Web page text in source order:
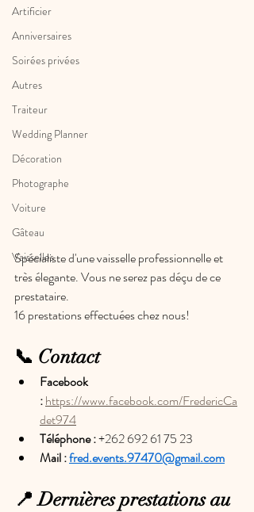
Artificier
Anniversaires
Soirées privées
Autres
Traiteur
Wedding Planner
Décoration
Photographe
Voiture
Gâteau
Vaisselles
Spécialiste d'une vaisselle professionnelle et
très élegante. Vous ne serez pas déçu de ce
prestataire.
16 prestations effectuées chez nous!
📞 Contact
Facebook
:https://www.facebook.com/FredericCa
det974
Téléphone :+262 692 61 75 23
Mail : fred.events.97470@gmail.com
📍 Dernières prestations au